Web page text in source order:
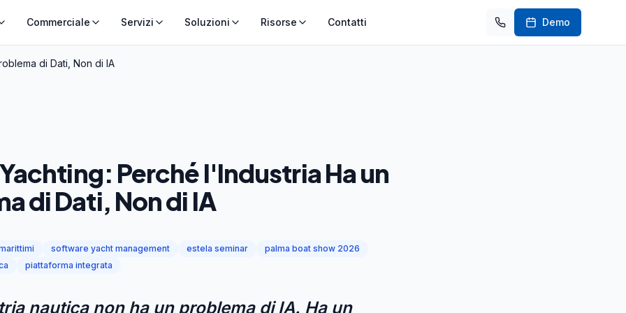
Commerciale Servizi Soluzioni Risorse Contatti Demo
di Dati, Non di IA
Perché l'Industria Ha un
di Dati, Non di IA
software yacht management estela seminar
palma boat show 2026
piattaforma integrata
nautica non ha un problema di IA. Ha un